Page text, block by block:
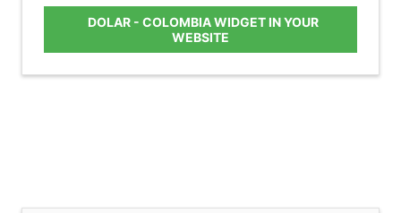
DOLAR - COLOMBIA WIDGET IN YOUR
WEBSITE